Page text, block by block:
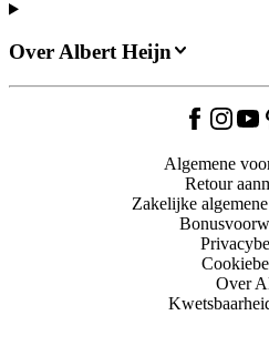
Over Albert Heijn
Algemene
Retour
Zakelijke
Over